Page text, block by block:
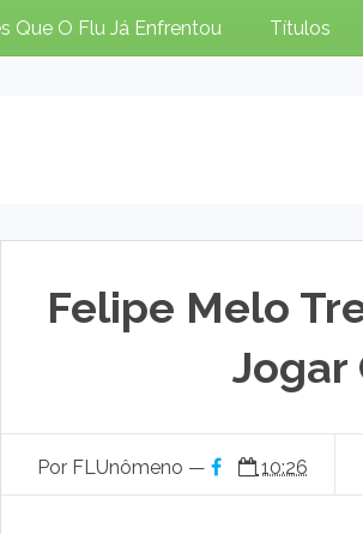
Que O Flu Já Enfrentou Títulos
Felipe Melo
Jogar
Por FLUnômeno — 10:26